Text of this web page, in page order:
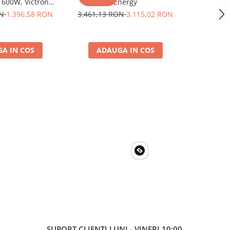
auto, panouri
1.396,58 RON
IN COS
3.461,13 RON3.115,02 RON
ADAUGA IN COS